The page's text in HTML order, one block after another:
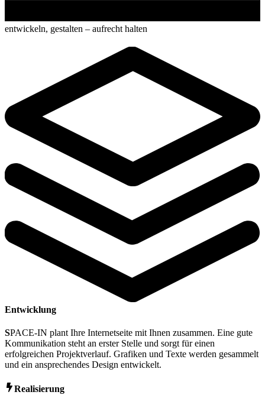
entwickeln, gestalten – aufrecht halten
Entwicklung
SPACE-IN plant Ihre Internetseite mit Ihnen zusammen. Eine gute
Kommunikation steht an erster Stelle und sorgt für einen
erfolgreichen Projektverlauf. Grafiken und Texte werden gesammelt
und ein ansprechendes Design entwickelt.
Realisierung